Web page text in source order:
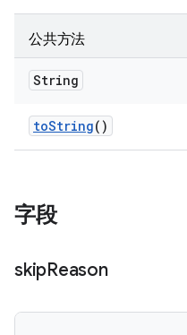
公共方法
String
toString()
字段
skipReason